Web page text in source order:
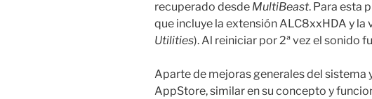
recuperado desde MultiBeast. Para esta
que incluye la extensión ALC8xxHDA y
Utilities). Al reiniciar por 2ª vez el sonido
Aparte de mejoras generales del sistema
AppStore, similar en su concepto y